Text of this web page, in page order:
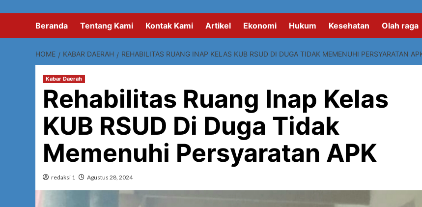
Beranda Tentang Kami Kontak Kami Artikel Ekonomi Hukum Kesehatan Olah raga
HOME KABAR DAERAH REHABILITAS RUANG INAP KELAS KUB RSUD DI DUGA TIDAK MEMENUHI PERSYARATAN
Kabar Daerah
Rehabilitas Ruang Inap Kelas
KUB RSUD Di Duga Tidak
Memenuhi Persyaratan APK
redaksi 1 Agustus 28, 2024